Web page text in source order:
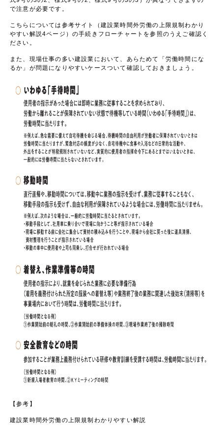
で注意が必要です。
こちらについては参考サイト（建設業時間外労働の上限規制わかり
やすい解説4ページ）の手続きフローチャートを参照のうえご確認く
ださい。
また、現場仕事の多い建設業において、あらためて「労働時間にな
るか」が問題になりやすいケースついて確認しておきましょう。
【参考】
建設業時間外労働の上限規制わかりやすい解説